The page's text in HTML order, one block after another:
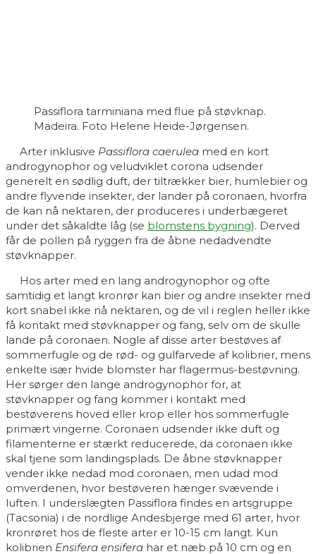
Passiflora tarminiana med flue på støvknap.
Madeira. Foto Helene Heide-Jørgensen.
Arter inklusive Passiflora caerulea med en kort
androgynophor og veludviklet corona udsender
generelt en sødlig duft, der tiltrækker bier, humlebier og
andre flyvende insekter, der lander på coronaen, hvorfra
de kan nå nektaren, der produceres i underbægeret
under det såkaldte låg (se blomstens bygning). Derved
får de pollen på ryggen fra de åbne nedadvendte
støvknapper.
Hos arter med en lang androgynophor og ofte
samtidig et langt kronrør kan bier og andre insekter med
kort snabel ikke nå nektaren, og de vil i reglen heller ikke
få kontakt med støvknapper og fang, selv om de skulle
lande på coronaen. Nogle af disse arter bestøves af
sommerfugle og de rød- og gulfarvede af kolibrier, mens
enkelte især hvide blomster har flagermus-bestøvning.
Her sørger den lange androgynophor for, at
støvknapper og fang kommer i kontakt med
bestøverens hoved eller krop eller hos sommerfugle
primært vingerne. Coronaen udsender ikke duft og
filamenterne er stærkt reducerede, da coronaen ikke
skal tjene som landingsplads. De åbne støvknapper
vender ikke nedad mod coronaen, men udad mod
omverdenen, hvor bestøveren hænger svævende i
luften. I underslægten Passiflora findes en artsgruppe
(Tacsonia) i de nordlige Andesbjerge med 61 arter, hvor
kronrøret hos de fleste arter er 10-15 cm langt. Kun
kolibrien Ensifera ensifera har et næb på 10 cm og en